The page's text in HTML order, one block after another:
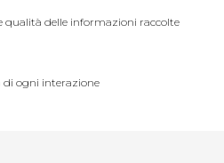
qualità delle informazioni raccolte
di ogni interazione